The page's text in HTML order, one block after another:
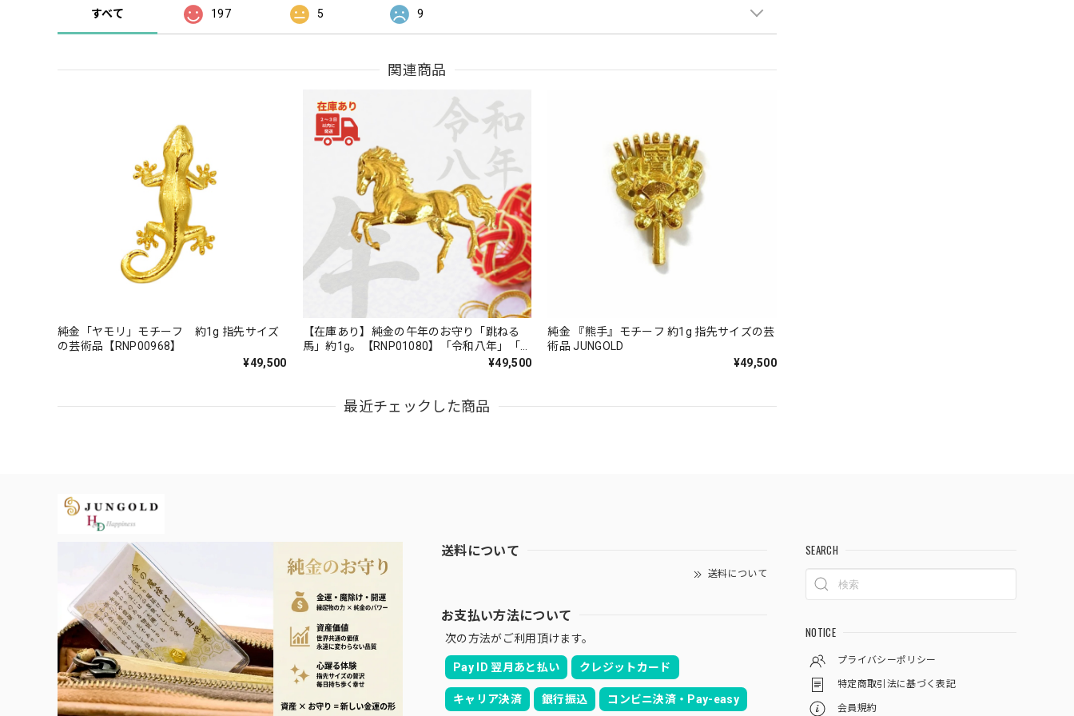
すべて 197 5 9
関連商品
純金「ヤモリ」モチーフ 約1g 指先サイズ
の芸術品【RNP00968】
¥49,500
【在庫あり】純金の午年のお守り「跳ねる
馬」約1g。【RNP01080】「令和八年」「干
¥49,500
純金 『熊手』モチーフ 約1g 指先サイズの芸
術品 JUNGOLD
¥49,500
最近チェックした商品
送料について
送料について
お支払い方法について
次の方法がご利用頂けます。
Pay ID 翌月あと払い クレジットカード
キャリア決済 銀行振込 コンビニ決済・Pay-easy
SEARCH
NOTICE
プライバシーポリシー
特定商取引法に基づく表記
会員規約